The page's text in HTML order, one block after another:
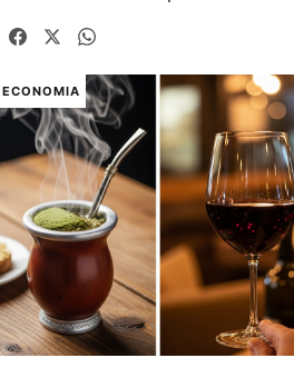
ECONOMIA